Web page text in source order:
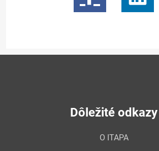
Dôležité odkazy
O ITAPA